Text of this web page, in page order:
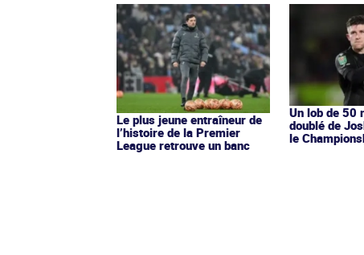
Le plus jeune entraîneur de
l’histoire de la Premier
League retrouve un banc
Un lob de 50
doublé de
le